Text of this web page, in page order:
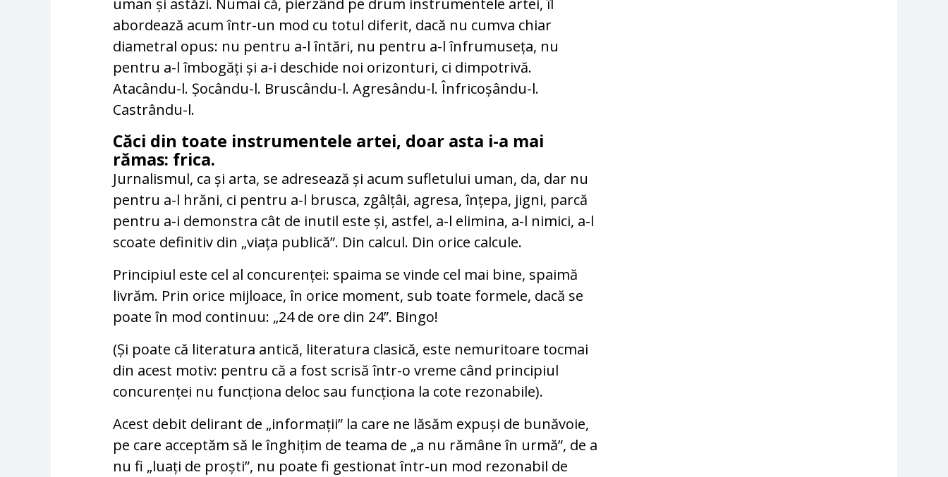
abordează acum într-un mod cu totul diferit, dacă nu cumva chiar
diametral opus: nu pentru a-l întări, nu pentru a-l înfrumuseța, nu
pentru a-l îmbogăți și a-i deschide noi orizonturi, ci dimpotrivă.
Atacându-l. Șocându-l. Bruscându-l. Agresându-l. Înfricoșându-l.
Castrându-l.
Căci din toate instrumentele artei, doar asta i-a mai
rămas: frica.
Jurnalismul, ca și arta, se adresează și acum sufletului uman, da, dar nu
pentru a-l hrăni, ci pentru a-l brusca, zgâlțâi, agresa, înțepa, jigni, parcă
pentru a-i demonstra cât de inutil este și, astfel, a-l elimina, a-l nimici, a-l
scoate definitiv din „viața publică”. Din calcul. Din orice calcule.
Principiul este cel al concurenței: spaima se vinde cel mai bine, spaimă
livrăm. Prin orice mijloace, în orice moment, sub toate formele, dacă se
poate în mod continuu: „24 de ore din 24”. Bingo!
(Și poate că literatura antică, literatura clasică, este nemuritoare tocmai
din acest motiv: pentru că a fost scrisă într-o vreme când principiul
concurenței nu funcționa deloc sau funcționa la cote rezonabile).
Acest debit delirant de „informații” la care ne lăsăm expuși de bunăvoie,
pe care acceptăm să le înghițim de teama de „a nu rămâne în urmă”, de a
nu fi „luați de proști”, nu poate fi gestionat într-un mod rezonabil de